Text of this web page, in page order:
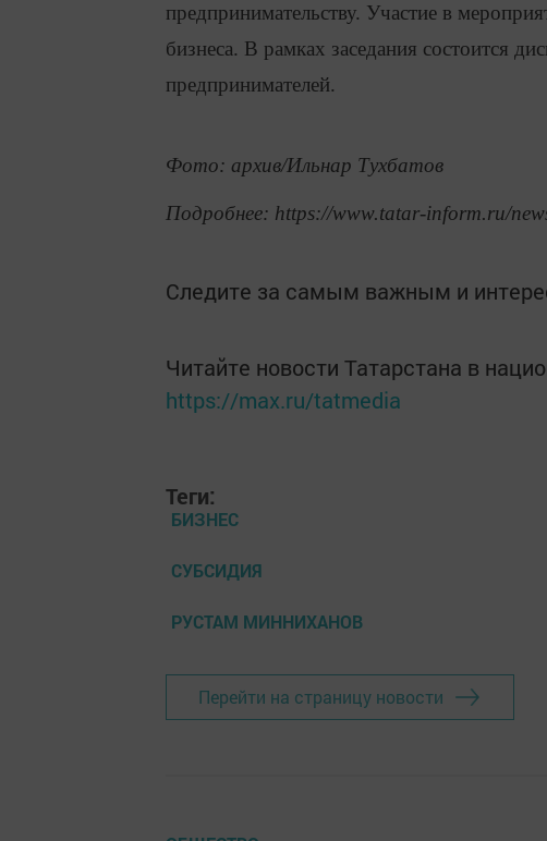
предпринимательству. Участие в
бизнеса. В рамках заседания состоится
предпринимателей.
Фото: архив/Ильнар Тухбатов
Подробнее: https://www.tatar-inform.ru/
Следите за самым важным и
Читайте новости Татарстана в
https://max.ru/tatmedia
Теги:
БИЗНЕС
СУБСИДИЯ
РУСТАМ МИННИХАНОВ
Перейти на страницу новости